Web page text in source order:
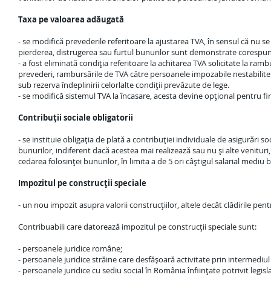
Taxa pe valoarea adăugată
- se modifică prevederile referitoare la ajustarea TVA, în sensul că
pierderea, distrugerea sau furtul bunurilor sunt demonstrate
- a fost eliminată condiţia referitoare la achitarea TVA solicitate la
prevederi, rambursările de TVA către persoanele impozabile
sub rezerva îndeplinirii celorlalte condiţii prevăzute de lege.
- se modifică sistemul TVA la încasare, acesta devine opţional pentru
Contribuţii sociale obligatorii
- se instituie obligaţia de plată a contribuţiei individuale de asigurări
bunurilor, indiferent dacă acestea mai realizează sau nu şi alte
cedarea folosinţei bunurilor, în limita a de 5 ori câştigul salarial mediu
Impozitul pe construcţii speciale
- un nou impozit asupra valorii construcţiilor, altele decât clădirile
Contribuabili care datorează impozitul pe construcţii speciale sunt:
- persoanele juridice române;
- persoanele juridice străine care desfăşoară activitate prin
- persoanele juridice cu sediu social în România înfiinţate potrivit